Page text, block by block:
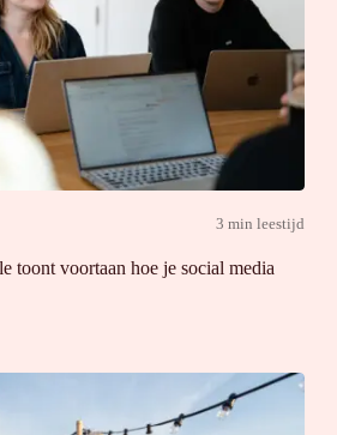
3 min leestijd
toont voortaan hoe je social media